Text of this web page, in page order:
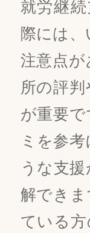
就労継
際には
注意点
所の評
が重要
ミを参
うな支
解でき
ている